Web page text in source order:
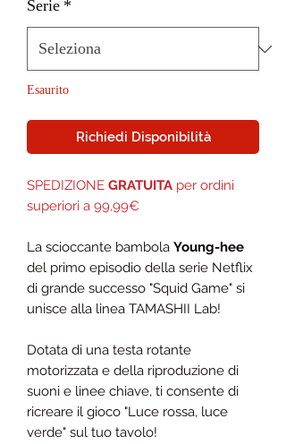
Serie *
Esaurito
Richiedi Disponibilità
SPEDIZIONE GRATUITA per ordini
superiori a 99,99€
La scioccante bambola Young-hee
del primo episodio della serie Netflix
di grande successo "Squid Game" si
unisce alla linea TAMASHII Lab!
Dotata di una testa rotante
motorizzata e della riproduzione di
suoni e linee chiave, ti consente di
ricreare il gioco "Luce rossa, luce
verde" sul tuo tavolo!